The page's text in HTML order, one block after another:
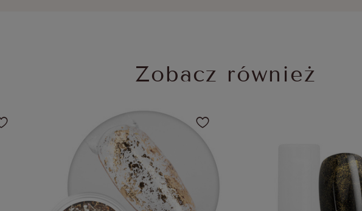
Zobacz również
Kliknij, aby dodać produkt do ulubionychKliknij, aby dodać